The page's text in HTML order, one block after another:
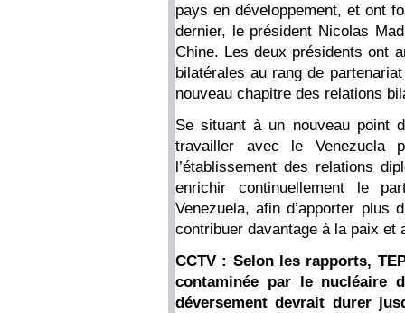
pays en développement, et ont
dernier, le président Nicolas
Chine. Les deux présidents ont
bilatérales au rang de
nouveau chapitre des relations
Se situant à un nouveau point
travailler avec le Venezuela
l’établissement des relations
enrichir continuellement le
Venezuela, afin d’apporter plus
contribuer davantage à la paix et
CCTV : Selon les rapports,
contaminée par le nucléaire
déversement devrait durer